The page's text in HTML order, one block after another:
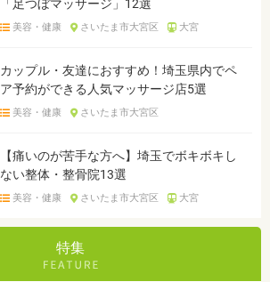
「足つぼマッサージ」12選
美容・健康 さいたま市大宮区 大宮
カップル・友達におすすめ！埼玉県内でペ
ア予約ができる人気マッサージ店5選
美容・健康 さいたま市大宮区
【痛いのが苦手な方へ】埼玉でボキボキし
ない整体・整骨院13選
美容・健康 さいたま市大宮区 大宮
特集